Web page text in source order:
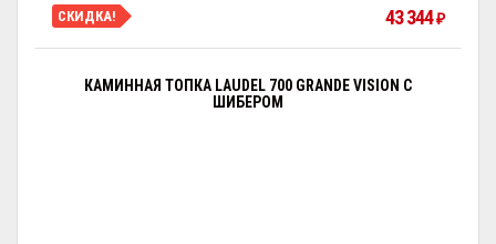
СКИДКА! 43 344₽
КАМИННАЯ ТОПКА LAUDEL 700 GRANDE VISION С
ШИБЕРОМ